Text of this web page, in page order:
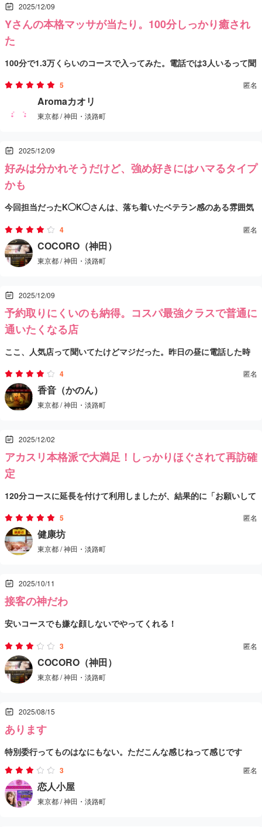
感じで、好みは分かれるかもだけど“当たりに当たる確率”は普通に
高い印象。
たりをちゃんと押さえてくれて、終わったあと全身が軽くなる感覚
があった。リズムも安定してるし、強弱のつけ方も上手いから、気
づいたらかなりリラックスしてた。
イした現場感”があるタイプ。そこが活気あって好きな人もいると思
うけど、静けさ重視の人はちょっと気になるかも。あと、仕切りが
カーテン中心だから完全プライベート感を求める人には向かない可
能性はある。でも自分はそこまで気にならなかったし、むしろ気軽
に行ける感じで良かった。
総合すると、サービスも施術もちゃんとしてて、値段以上に満足で
きる店。自分は普通に再訪ありだし、あの綺麗なお姉さんにまた当
たるまでちょいちょい通ってみようかなって思ってる。コスパ重視
でしっかり癒されたい人には、かなりアリな店だよ。
2025/12/09
Yさんの本格マッサが当たり。100分しっかり癒され
た
100分で1.3万くらいのコースで入ってみた。電話では3人いるって聞
いてたけど、実際は受付の人ともう1人って感じで、ちょい拍子抜け
はしたけど、結果オーライだったと思う。案内されたのは長身でス
タイル良いYさんで、第一印象から落ち着いた雰囲気。変にギラつい
マッサージが予想以上に本格派で、肩とか背中のコリにちゃんと効
かせてくれるタイプ。圧の入れ方が上手いし、流れにもムダがなく
してて、途中からウトウトしかけるくらいリラックスできたのもポ
イント高い。
れそうな空気がある店だと思う。派手さはないけど、丁寧さと施術
の確かさでしっかり満足させてくれるタイプ。総合的に“どれもまず
まず”っていうより、普通に当たり寄りで、またタイミング合えば行
きたいなって思えたよ。
5 匿名
Aromaカオリ
東京都 / 神田・淡路町
2025/12/09
好みは分かれそうだけど、強め好きにはハマるタイプ
かも
今回担当だったK◯K◯さんは、落ち着いたベテラン感のある雰囲気
の人で、全体的に“しっかり強めで攻める施術”って感じだった。日
本語は完璧ってほどじゃないけど、必要なやり取りはちゃんとでき
るし、空気を読んで進めてくれるタイプ。
マッサージはとにかく圧強め。ツボにグッと入れてくるスタイル
で、同じ場所をじっくり繰り返してほぐす感じだったから、軽めサ
てると思う。自分は普段もう少し変化があるリズムが好きだけど、
逆に言えば“しっかり効かせるために丁寧に時間を使ってる”とも取
れるし、強めが好きな人なら満足度高いはず。
よりも、淡々と体を整える方向に寄ってるサロンだなって印象だっ
た。
総じて、ソフトな癒しを求める人より、強めの圧でしっかりほぐさ
れたい人向けの回だったと思う。好みの問題はあるけど、ハマる人
にはちゃんとハマるタイプのお店だと感じたよ。
4 匿名
COCORO（神田）
東京都 / 神田・淡路町
2025/12/09
予約取りにくいのも納得。コスパ最強クラスで普通に
通いたくなる店
ここ、人気店って聞いてたけどマジだった。昨日の昼に電話した時
点でもう満員で、「あーこれはタイミング勝負だな」ってなるや
つ。逆に言えば、それだけリピーターが多いのも納得できる内容だ
ったと思う。
まず料金が手頃なのに、ちゃんと満足できるクオリティなのが強
い。似た感じの店を何軒か回ったことあるけど、ここは価格と中身
うだし、接客が丁寧で愛嬌あるから、変に緊張せずにふわっと癒さ
れる。空気づくりが上手い子が多い店って、地味に当たり率高いん
だよね。
だけじゃなくて、対応が自然で、こっちの疲れ具合を見ながらペー
ス合わせてくれるタイプ。施術もテンポよくて丁寧だし、疲れてる
ポイントをちゃんと拾ってくれるから、終わったあと体も気分もス
ッキリした。こういう「ちゃんとしてる感」があるから、リピータ
ーが増えるんだろうなって素直に思った。
10kって価格設定がほんと魅力的だし、その値段でこれだけ落ち着け
て癒されるなら、そりゃ人気出るよねって話。唯一の弱点は予約の
取りづらさくらいで、そこ以外は文句なし。正直この価格帯の中だ
とトップクラスだと思うし、またタイミング合えば普通にリピした
い店だった。
4 匿名
香音（かのん）
東京都 / 神田・淡路町
2025/12/02
アカスリ本格派で大満足！しっかりほぐされて再訪確
定
120分コースに延長を付けて利用しましたが、結果的に「お願いして
よかった」と素直に思える満足度でした。今回はアカスリ目的で選
んだのですが、受付の段階で「本格派なのでアカスリだけで40分ほ
どかかる」と丁寧に説明してくれて、最適なコースを提案してくれ
きます。
施術はアカスリ＋泡洗体がしっかり長めに取られていて、力加減も
ちょうど良く、期待していた通りしっかり垢が出ました。泡洗いの
なく“整えるケア”としての丁寧さがありました。細かい部位までき
ちんとやってくれるので、終わった後の肌のスッキリ感が段違い。
アカスリ好きにはかなり刺さる内容だと思います。
なり圧のあるしっかりめのほぐし。ガチガチだった身体にぐっと効
いてきて、個人的にはここが一番の満足ポイントでした。仰向けも
含めて全体の流れが途切れず、テンポも良いので120分があっという
間。終盤に少しオイルを追加提案され、延長した結果ちょっと散財
気味にはなりましたが、それでも「内容に納得できる延長」だった
のが大きいです。
セラピストさんは落ち着いた雰囲気で、日本語も堪能。会話を無理
に広げる感じではなく、必要なところはきちんと確認してくれる距
離感なので、静かに癒されたい自分にはちょうど良かったです。
店内もアカスリ場・施術室ともにきちんと清潔で、過ごしていて不
快な点はなし。総合的に、アカスリの本格さと指圧の強さがしっか
り両立していて、疲れを“ちゃんと取りたい日”に頼れるお店だと感
5 匿名
健康坊
東京都 / 神田・淡路町
2025/10/11
接客の神だわ
安いコースでも嫌な顔しないでやってくれる！
部屋は狭いがしかたない、、
皆さん手を抜かず良い印象です。
せんたいがおすすめ
3 匿名
COCORO（神田）
東京都 / 神田・淡路町
2025/08/15
あります
特別委行ってものはなにもない。ただこんな感じねって感じです
3 匿名
恋人小屋
東京都 / 神田・淡路町